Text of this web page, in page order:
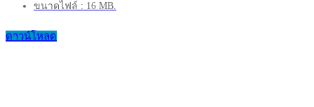
ขนาดไฟล์ : 16 MB.
ดาวน์โหลด